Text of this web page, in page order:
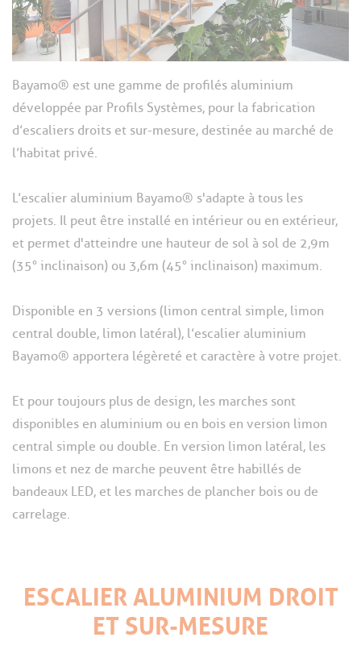
Bayamo® est une gamme de profilés aluminium
développée par Profils Systèmes, pour la fabrication
d’escaliers droits et sur-mesure, destinée au marché de
l’habitat privé.
L’escalier aluminium Bayamo® s'adapte à tous les
projets. Il peut être installé en intérieur ou en extérieur,
et permet d'atteindre une hauteur de sol à sol de 2,9m
(35° inclinaison) ou 3,6m (45° inclinaison) maximum.
Disponible en 3 versions (limon central simple, limon
central double, limon latéral), l’escalier aluminium
Bayamo® apportera légèreté et caractère à votre projet.
Et pour toujours plus de design, les marches sont
disponibles en aluminium ou en bois en version limon
central simple ou double. En version limon latéral, les
limons et nez de marche peuvent être habillés de
bandeaux LED, et les marches de plancher bois ou de
carrelage.
ESCALIER ALUMINIUM DROIT
ET SUR-MESURE